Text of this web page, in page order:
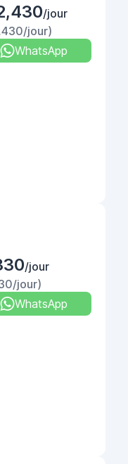
/jour
jour)
WhatsApp
/jour
jour)
WhatsApp